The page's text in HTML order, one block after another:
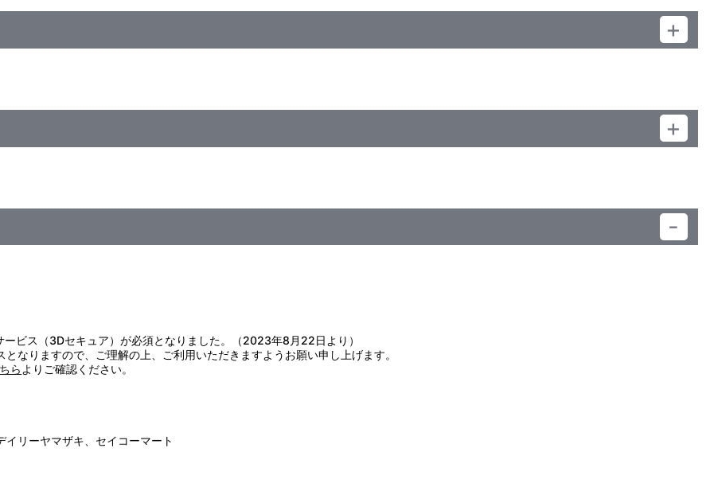
ビス（3Dセキュア）が必須となりました。（2023年8月22日より）
なりますので、ご理解の上、ご利用いただきますようお願い申し上げます。
らよりご確認ください。
リーヤマザキ、セイコーマート